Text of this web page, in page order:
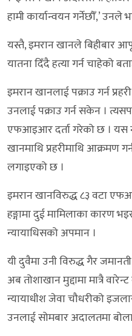
हामी कार्यान्वयन गर्नेछौँ,’ उनले
यस्तै, इमरान खानले बिहीबार
यातना दिँदै हत्या गर्न चाहेको
इमरान खानलाई पक्राउ गर्न
उनलाई पक्राउ गर्न सकेन ।
एफआइआर दर्ता गरेको छ ।
खानमाथि प्रहरीमाथि आक्रमण
लगाइएको छ ।
इमरान खानविरुद्ध ८३ वटा
हङ्गामा दुई मामिलाका कारण
न्यायाधिसको अपमान ।
यी दुवैमा उनी विरुद्ध गैर
अब तोशाखान मुद्दामा मात्रै
न्यायाधीश जेवा चौधरीको
उनलाई सोमबार अदालतमा